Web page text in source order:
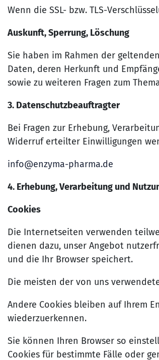
Wenn die SSL- bzw. TLS-
Auskunft, Sperrung, Löschung
Sie haben im Rahmen der
Daten, deren Herkunft und
sowie zu weiteren Fragen zum
3. Datenschutzbeauftragter
Bei Fragen zur Erhebung,
Widerruf erteilter Einwilligungen
info@enzyma-pharma.de
4. Erhebung, Verarbeitung und
Cookies
Die Internetseiten verwenden
dienen dazu, unser Angebot
und die Ihr Browser speichert.
Die meisten der von uns
Andere Cookies bleiben auf Ihrem
wiederzuerkennen.
Sie können Ihren Browser so
Cookies für bestimmte Fälle oder